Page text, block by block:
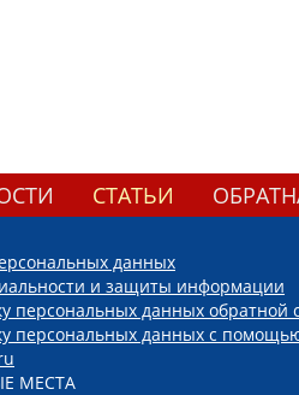
СТАТЬИ
данных
и защиты информации
персональных данных обратной
персональных данных с
МЕСТА